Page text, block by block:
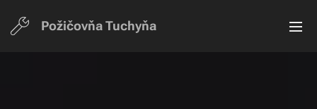
Požičovňa Tuchyňa